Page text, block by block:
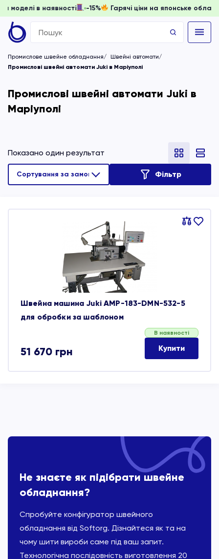
моделі в наявності -15% Гарячі ціни на японське
Search
for:
Промислове швейне обладнання
Швейні автомати
Промислові швейні автомати Juki в Маріуполі
Промислові швейні автомати Juki в
Маріуполі
Показано один результат
Фільтр
Порівняти
В
Швейна машина Juki AMP-183-DMN-532-5
для обробки за шаблоном
51 670 грн
В наявності
Купити
Не знаєте як підібрати швейне
обладнання?
Спробуйте конфігуратор швейного
обладнання від Softorg. Дізнайтеся як та на
чому шити вироби саме під ваш запит.
Технологічна послідовність виготовлення 20